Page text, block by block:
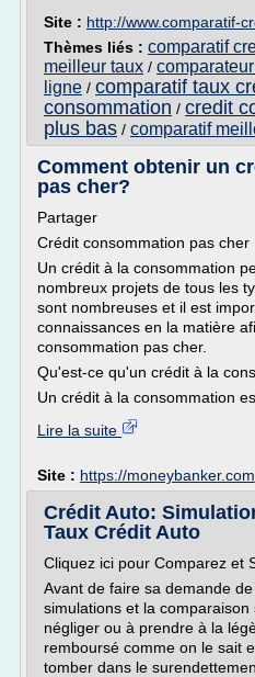
Site : http://www.comparatif-
Thèmes liés : comparatif
meilleur taux /
ligne / comparatif taux
consommation / credit
plus bas / comparatif
Comment obtenir un
pas cher?
Partager
Crédit consommation pas cher
Un crédit à la consommation
nombreux projets de tous les
sont nombreuses et il est
connaissances en la matière
consommation pas cher.
Qu'est-ce qu'un crédit à la
Un crédit à la consommation
Lire la suite
Site : https://moneybanker.com
Crédit Auto:
Taux Crédit Auto
Cliquez ici pour Comparez et
Avant de faire sa demande
simulations et la
négliger ou à prendre à la
remboursé comme on le sait
tomber dans le